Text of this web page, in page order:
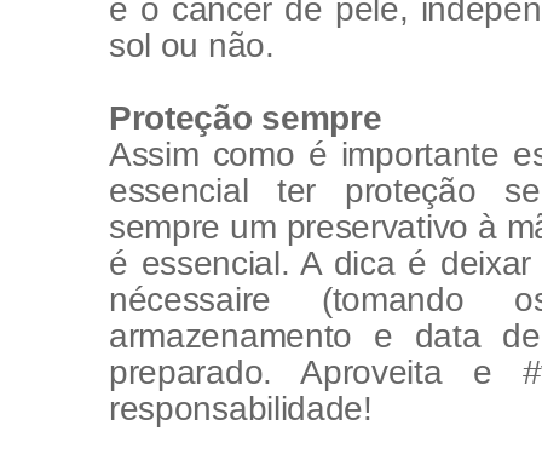
e o câncer de pele,
sol ou não.
Proteção sempre
Assim como é importante
essencial ter proteção
sempre um preservativo à
é essencial. A dica é
nécessaire (tomando
armazenamento e data
preparado. Aproveita e
responsabilidade!